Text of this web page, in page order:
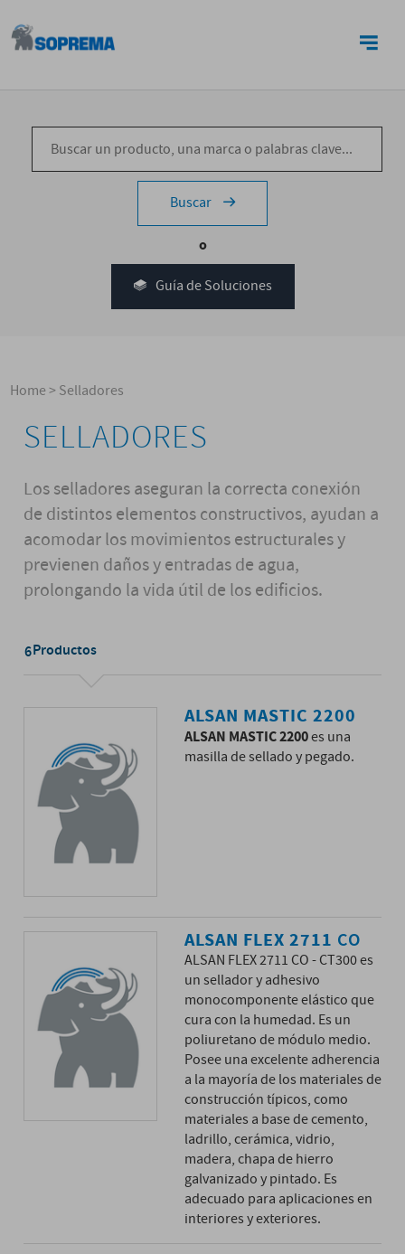
Buscar
o
Guía de Soluciones
Home>Selladores
SELLADORES
Los selladores aseguran la correcta conexión
de distintos elementos constructivos, ayudan a
acomodar los movimientos estructurales y
previenen daños y entradas de agua,
prolongando la vida útil de los edificios.
6Productos
ALSAN MASTIC 2200
ALSAN MASTIC 2200es una
masilla de sellado y pegado.
ALSAN FLEX 2711 CO
ALSAN FLEX 2711 CO - CT300 es
un sellador y adhesivo
monocomponente elástico que
cura con la humedad. Es un
poliuretano de módulo medio.
Posee una excelente adherencia
a la mayoría de los materiales de
construcción típicos, como
materiales a base de cemento,
ladrillo, cerámica, vidrio,
madera, chapa de hierro
galvanizado y pintado. Es
adecuado para aplicaciones en
interiores y exteriores.